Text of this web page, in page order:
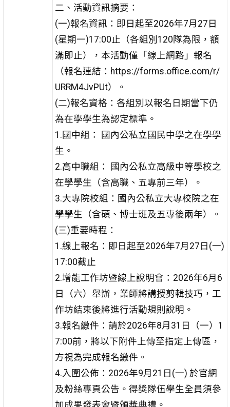
二、活動資訊摘要：
(一)報名資訊：即日起至2026年7月27日
(星期一)17:00止（各組別120隊為限，額
滿即止），本活動僅「線上網路」報名
（報名連結：https://forms.office.com/r/
URRM4JvPUt）。
(二)報名資格：各組別以報名日期當下仍
為在學學生為認定標準。
1.國中組： 國內公私立國民中學之在學學
生。
2.高中職組： 國內公私立高級中等學校之
在學學生（含高職、五專前三年）。
3.大專院校組：國內公私立大專校院之在
學學生（含碩、博士班及五專後兩年）。
(三)重要時程：
1.線上報名：即日起至2026年7月27日(一)
17:00截止
2.增能工作坊暨線上說明會：2026年6月6
日（六）舉辦，業師將講授剪輯技巧，工
作坊結束後將進行活動規則說明。
3.報名繳件：請於2026年8月31日（一）1
7:00前，將以下附件上傳至指定上傳區，
方視為完成報名繳件。
4.入圍公佈：2026年9月21日(一) 於官網
及粉絲專頁公告。得獎隊伍學生全員須參